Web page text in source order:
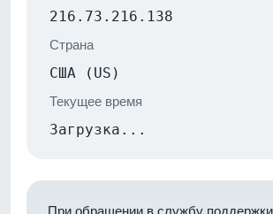
216.73.216.138
Страна
США (US)
Текущее время
Загрузка...
При обращении в службу поддержки